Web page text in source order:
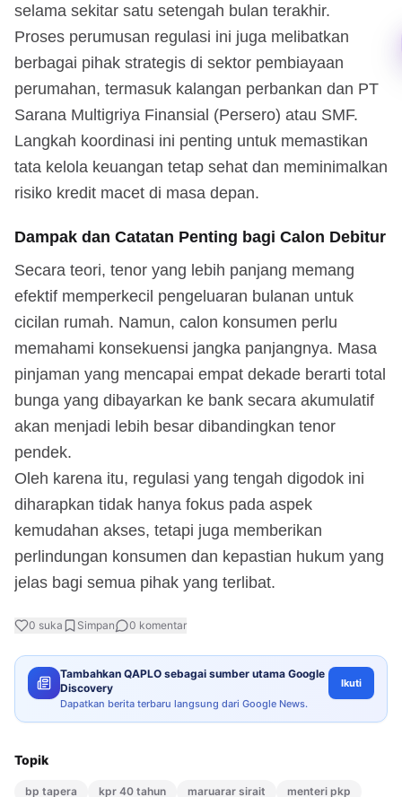
selama sekitar satu setengah bulan terakhir.
Proses perumusan regulasi ini juga melibatkan
berbagai pihak strategis di sektor pembiayaan
perumahan, termasuk kalangan perbankan dan PT
Sarana Multigriya Finansial (Persero) atau SMF.
Langkah koordinasi ini penting untuk memastikan
tata kelola keuangan tetap sehat dan meminimalkan
risiko kredit macet di masa depan.
Dampak dan Catatan Penting bagi Calon Debitur
Secara teori, tenor yang lebih panjang memang
efektif memperkecil pengeluaran bulanan untuk
cicilan rumah. Namun, calon konsumen perlu
memahami konsekuensi jangka panjangnya. Masa
pinjaman yang mencapai empat dekade berarti total
bunga yang dibayarkan ke bank secara akumulatif
akan menjadi lebih besar dibandingkan tenor
pendek.
Oleh karena itu, regulasi yang tengah digodok ini
diharapkan tidak hanya fokus pada aspek
kemudahan akses, tetapi juga memberikan
perlindungan konsumen dan kepastian hukum yang
jelas bagi semua pihak yang terlibat.
0 suka Simpan 0 komentar
Tambahkan QAPLO sebagai sumber utama Google
Discovery
Dapatkan berita terbaru langsung dari Google News.
Ikuti
Topik
bp tapera kpr 40 tahun maruarar sirait menteri pkp